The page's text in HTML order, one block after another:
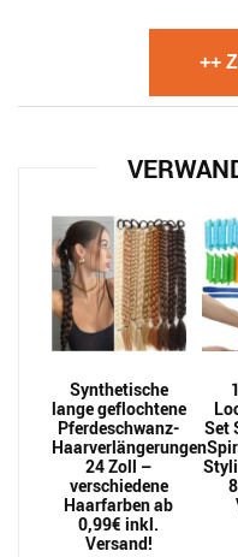
++
Synthetische
lange geflochtene
Pferdeschwanz-
Haarverlängerungen
24 Zoll –
verschiedene
Haarfarben ab
0,99€ inkl.
Versand!
Set